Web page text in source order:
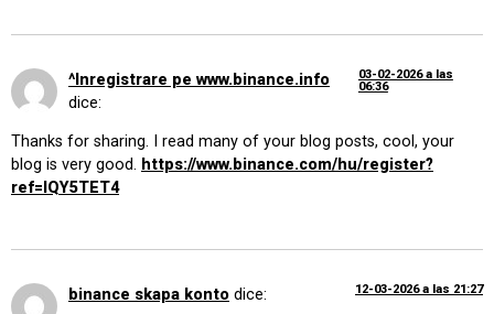
^Inregistrare pe www.binance.info
dice:
03-02-2026 a las
06:36
Thanks for sharing. I read many of your blog posts, cool, your
blog is very good. https://www.binance.com/hu/register?
ref=IQY5TET4
binance skapa konto dice: 12-03-2026 a las 21:27